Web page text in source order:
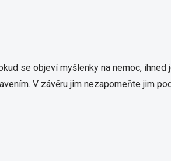
se objeví myšlenky na nemoc, ihned
V závěru jim nezapomeňte jim